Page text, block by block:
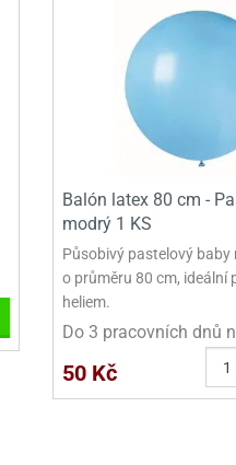
SKLENĚNÉ
VAKUOVÉ
PLECHOVÉ
PRO FANOUŠKY
PRO FANOUŠKY
PRO FANOUŠKY
Balón latex 80 cm -
modrý 1 KS
Působivý pastelový baby
o průměru 80 cm, ideální
heliem.
Do 3 pracovních dnů
50 Kč